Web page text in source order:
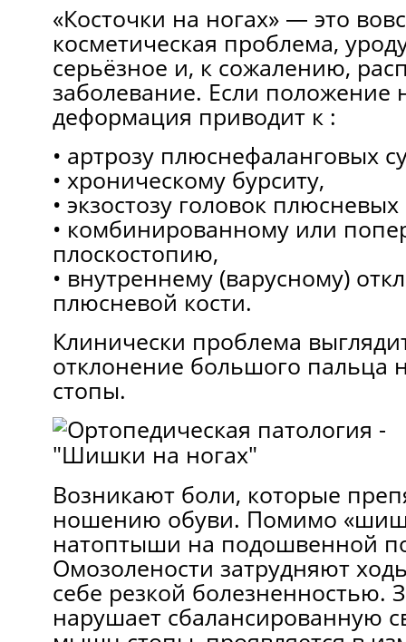
«Косточки на ногах» — это
косметическая проблема,
серьёзное и, к сожалению,
заболевание. Если положение
деформация приводит к :
• артрозу плюснефаланговых
• хроническому бурситу,
• экзостозу головок плюсневых
• комбинированному или
плоскостопию,
• внутреннему (варусному)
плюсневой кости.
Клинически проблема
отклонение большого пальца
стопы.
Возникают боли, которые
ношению обуви. Помимо
натоптыши на подошвенной
Омозолености затрудняют
себе резкой болезненностью.
нарушает сбалансированную